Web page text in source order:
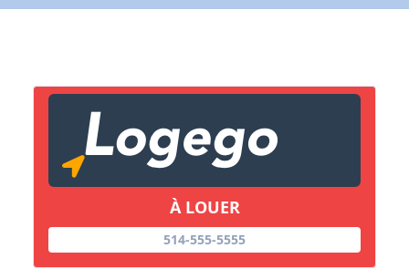
À LOUER
514-555-5555
X Fermer Envoyez
Copier lien
X Fermer